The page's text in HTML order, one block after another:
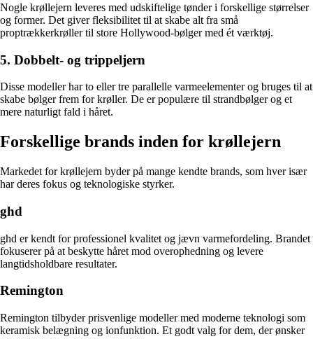
Nogle krøllejern leveres med udskiftelige tønder i forskellige størrelser
og former. Det giver fleksibilitet til at skabe alt fra små
proptrækkerkrøller til store Hollywood-bølger med ét værktøj.
5. Dobbelt- og trippeljern
Disse modeller har to eller tre parallelle varmeelementer og bruges til at
skabe bølger frem for krøller. De er populære til strandbølger og et
mere naturligt fald i håret.
Forskellige brands inden for krøllejern
Markedet for krøllejern byder på mange kendte brands, som hver især
har deres fokus og teknologiske styrker.
ghd
ghd er kendt for professionel kvalitet og jævn varmefordeling. Brandet
fokuserer på at beskytte håret mod overophedning og levere
langtidsholdbare resultater.
Remington
Remington tilbyder prisvenlige modeller med moderne teknologi som
keramisk belægning og ionfunktion. Et godt valg for dem, der ønsker